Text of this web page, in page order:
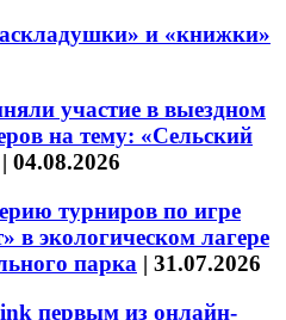
и «книжки»
участие в выездном
на тему: «Сельский
| 04.08.2026
турниров по игре
в экологическом лагере
парка | 31.07.2026
первым из онлайн-